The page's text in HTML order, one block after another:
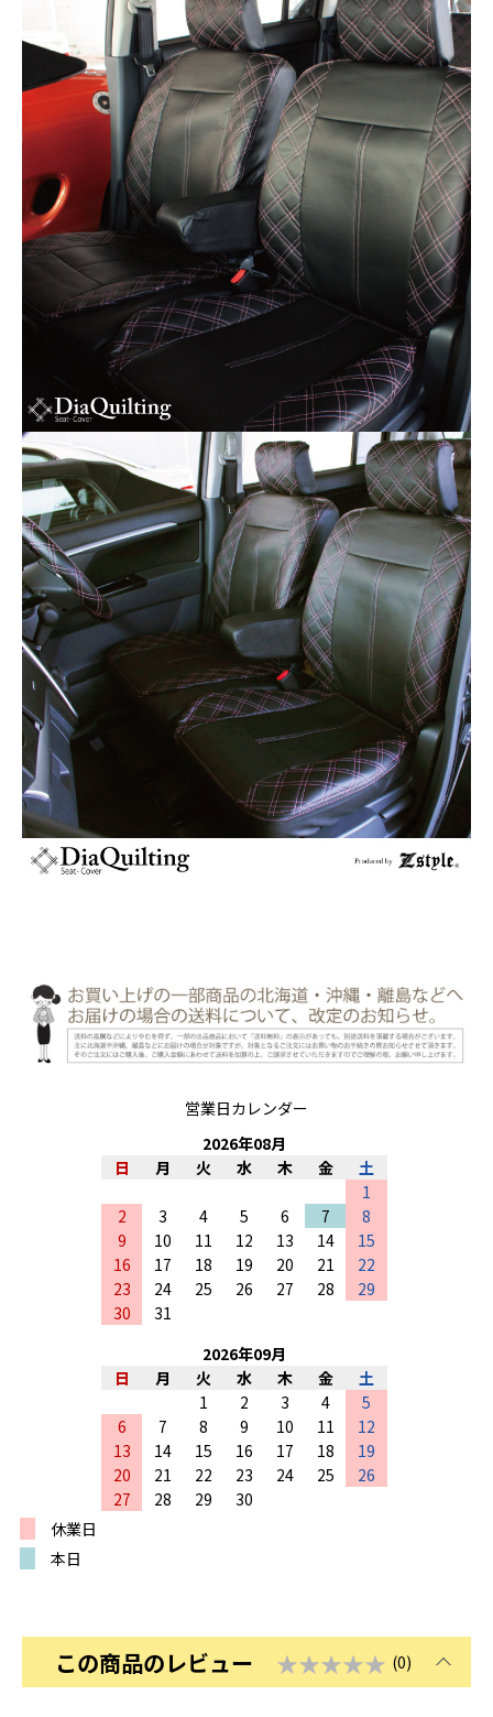
営業日カレンダー
2026年08月
日
月 火 水 木 金
土
1
2
3 4 5 6 7
8
9
10 11 12 13 14
15
16
17 18 19 20 21
22
23
24 25 26 27 28
29
30
31
2026年09月
日
月 火 水 木 金
土
1
2 3 4
5
6
7 8 9 10 11
12
13
14 15 16 17 18
19
20
21 22 23 24 25
26
27
28 29
30
休業日
本日
この商品のレビュー ★★★★★ (0)